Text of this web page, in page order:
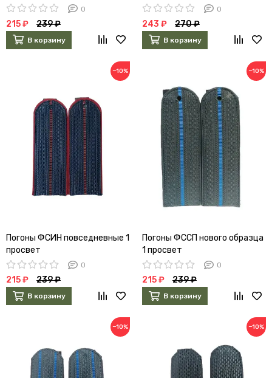
0
215 ₽ 239 ₽
В корзину
0
243 ₽ 270 ₽
В корзину
−10%
Погоны ФСИН повседневные 1
просвет
0
215 ₽ 239 ₽
В корзину
−10%
Погоны ФССП нового образца
1 просвет
0
215 ₽ 239 ₽
В корзину
−10% −10%